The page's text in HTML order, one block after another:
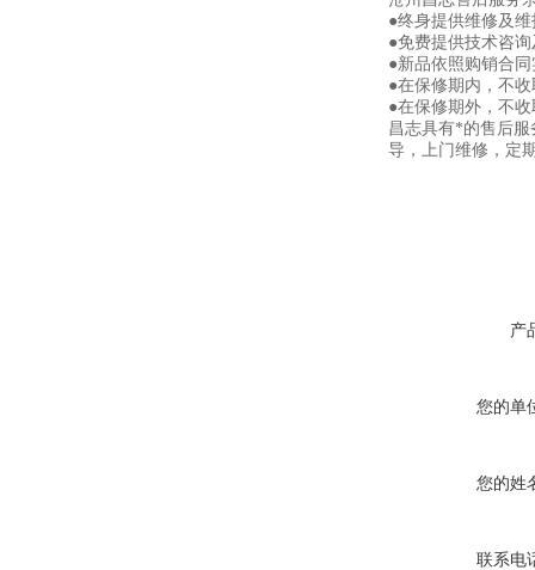
●终身提供维修及
●免费提供技术咨
●新品依照购销合
●在保修期内，不
●在保修期外，不
昌志具有*的售后
导，上门维修，定
产
您的单
您的姓
联系电